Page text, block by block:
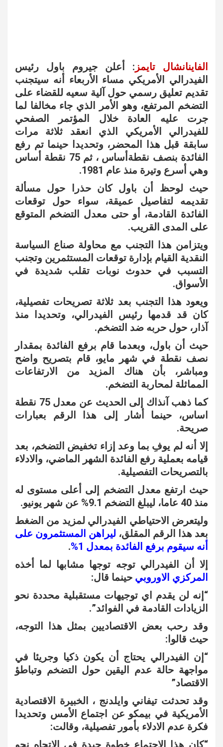
الفاينانشال تايمز : أعلن جيروم باول رئيس
الفيدرالي الأمريكي مساء الأربعاء أنه سيتجنب
تقديم تعليق رسمي حول آلية سعيه للقضاء على
التضخم المرتفع، وهو الأمر الذي جاء مخالفا لما
جرت عليه العادة خلال المؤتمر الصفحي
للفيدرالي الأمريكي الذي انعقد ثلاثة مرات
سابقة قبل هذا المحضر، وتحديدا حينما تم رفع
الفائدة بنصف نقطةأساس ، ثم 75 نقطة أساس
وهي أسرع وتيرة منذ عام 1981.
حيث لوحظ أن باول كان حذرا حول مسألة
تقديمه لتفاصيل عميقة، سواء حول توقعات
الفائدة القادمة، أو حتى معدل التضخم المتوقع
على المدى القريب.
ويتزامن هذا التجنب مع محاولة صناع السياسة
النقدية القيام بإدارة توقعات المستثمرين وتجنب
التسبب في حدوث نوبات تقلب شديدة في
الأسواق.
ويعود هذا التجنب بعد ثلاثة تصريحات تفصيلية،
كان قد قدمها رئيس الفيدرالي، وتحديدا منذ
آذار، حول حربه ضد التضخم.
حيث أن باول، وبعدما قام برفع الفائدة بمقدار
نصف نقطة في شهر مايو، قام بتصريح واضح
ومباشر، بأن هناك المزيد من الارتفاعات
المماثلة لمحاربة التضخم.
كما ذهب آنذاك إلى الحديث عن معدل 75 نقطة
اساس، حينما أشار إلى هذا الرقم بعبارات
صريحة.
إلا أنه لم يوفِ بما وعد إزاء تخفيض التضخم، بعد
قيامه بعملية رفع الفائدة الشهر الماضي، والادلاء
بالتصريحات التفصيلية.
حيث ارتفع معدل التضخم إلى أعلى مستوى له
منذ 40 عاما، ليبلغ التضخم 9.1% عن شهر يونيو.
وليتعرض الاحتياطي الفيدرالي لمزيد من الضغط
بعد هذا الرقم المقلق، ليراهن المستثمرون على
أنه سيقوم برفع الفائدة بمعدل 1%
.
إلا أن الفيدرالي توجه توجها مشابها لما أخذه
المركزي الاوروبي حينما قال:
“إنه لن يقدم اي توجيهات مستقبلية محددة نحو
الزيادات القادمة في الفوائد”.
وقد رحب بعض الاقتصاديين بمثل هذا التوجه،
حيث قالوا:
“إن الفيدرالي يحتاج أن يكون ذكيا وجريئا في
مواجهة حالة عدم اليقين حول التضخم وتباطؤ
الاقتصاد”
وقد تحدثت تيفاني وايلدنج ، الخبيرة الاقتصادية
الأمريكية في بيمكو عن اجتماع الأمس وتحديدا
فكرة عدم الادلاء بأمور تفصيلية، وقالت: